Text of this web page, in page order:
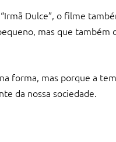
Dulce”, o filme
mas que também
forma, mas porque a
da nossa sociedade.